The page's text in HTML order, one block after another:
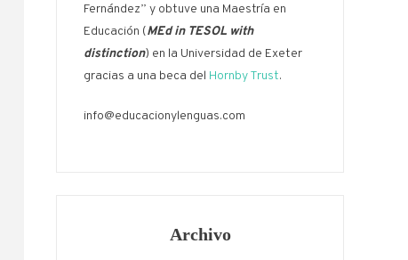
Fernández” y obtuve una Maestría en
Educación (MEd in TESOL with
distinction) en la Universidad de Exeter
gracias a una beca del Hornby Trust.
info@educacionylenguas.com
Archivo